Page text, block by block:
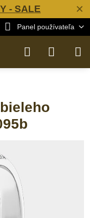
✕
- SALE
Panel používateľa